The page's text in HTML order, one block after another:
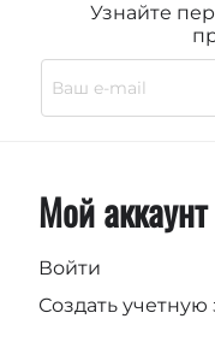
Узнайте
Мой аккаунт
Войти
Создать учетную